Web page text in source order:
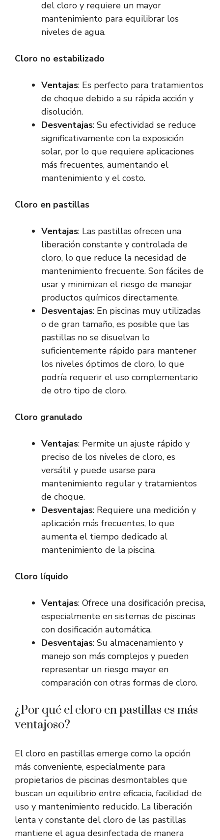
del cloro y requiere un mayor
mantenimiento para equilibrar los
niveles de agua.
Cloro no estabilizado
Ventajas: Es perfecto para tratamientos
de choque debido a su rápida acción y
disolución.
Desventajas: Su efectividad se reduce
significativamente con la exposición
solar, por lo que requiere aplicaciones
más frecuentes, aumentando el
mantenimiento y el costo.
Cloro en pastillas
Ventajas: Las pastillas ofrecen una
liberación constante y controlada de
cloro, lo que reduce la necesidad de
mantenimiento frecuente. Son fáciles de
usar y minimizan el riesgo de manejar
productos químicos directamente.
Desventajas: En piscinas muy utilizadas
o de gran tamaño, es posible que las
pastillas no se disuelvan lo
suficientemente rápido para mantener
los niveles óptimos de cloro, lo que
podría requerir el uso complementario
de otro tipo de cloro.
Cloro granulado
Ventajas: Permite un ajuste rápido y
preciso de los niveles de cloro, es
versátil y puede usarse para
mantenimiento regular y tratamientos
de choque.
Desventajas: Requiere una medición y
aplicación más frecuentes, lo que
aumenta el tiempo dedicado al
mantenimiento de la piscina.
Cloro líquido
Ventajas: Ofrece una dosificación precisa,
especialmente en sistemas de piscinas
con dosificación automática.
Desventajas: Su almacenamiento y
manejo son más complejos y pueden
representar un riesgo mayor en
comparación con otras formas de cloro.
¿Por qué el cloro en pastillas es más
ventajoso?
El cloro en pastillas emerge como la opción
más conveniente, especialmente para
propietarios de piscinas desmontables que
buscan un equilibrio entre eficacia, facilidad de
uso y mantenimiento reducido. La liberación
lenta y constante del cloro de las pastillas
mantiene el agua desinfectada de manera